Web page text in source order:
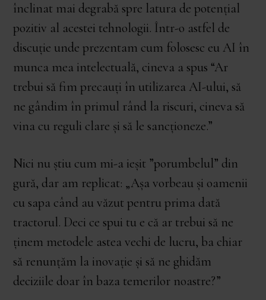
înclinat mai degrabă spre latura de potențial
pozitiv al acestei tehnologii. Într-o astfel de
discuție unde prezentam cum folosesc eu AI în
munca mea intelectuală, cineva a spus “Ar
trebui să fim precauți în utilizarea AI-ului, să
ne gândim în primul rând la riscuri, cineva să
vina cu reguli clare și să le sancționeze.”
Nici nu știu cum mi-a ieșit ”porumbelul” din
gură, dar am replicat: „Așa vorbeau și oamenii
cu sapa când au văzut pentru prima dată
tractorul. Deci ce spui tu e că ar trebui să ne
ținem metodele astea vechi de lucru, ba chiar
să renunțăm la inovație și să ne ghidăm
deciziile doar în baza temerilor noastre?”